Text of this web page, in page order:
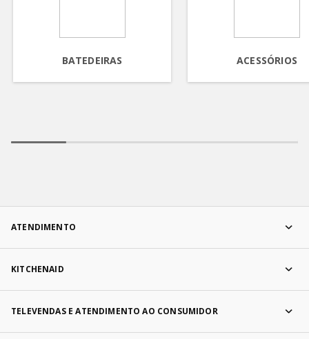
BATEDEIRAS ACESSÓRIOS
ATENDIMENTO
KITCHENAID
TELEVENDAS E ATENDIMENTO AO CONSUMIDOR